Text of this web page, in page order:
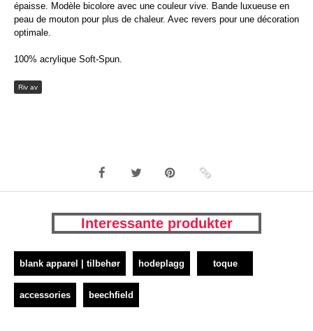
épaisse. Modèle bicolore avec une couleur vive. Bande luxueuse en
peau de mouton pour plus de chaleur. Avec revers pour une décoration
optimale.
100% acrylique Soft-Spun.
Riv av
Interessante produkter
blank apparel | tilbehør hodeplagg toque
accessories beechfield